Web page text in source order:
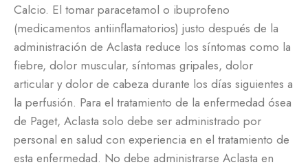
Calcio. El tomar paracetamol o ibuprofeno
(medicamentos antiinflamatorios) justo después de la
administración de Aclasta reduce los síntomas como la
fiebre, dolor muscular, síntomas gripales, dolor
articular y dolor de cabeza durante los días siguientes a
la perfusión. Para el tratamiento de la enfermedad ósea
de Paget, Aclasta solo debe ser administrado por
personal en salud con experiencia en el tratamiento de
esta enfermedad. No debe administrarse Aclasta en